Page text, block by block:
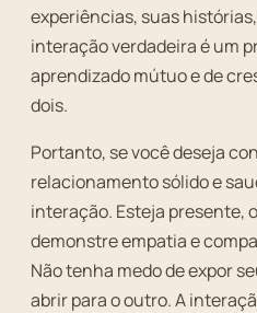
experiências, suas
interação verdadeira é um
aprendizado mútuo e de
dois.
Portanto, se você deseja
relacionamento sólido e
interação. Esteja presente,
demonstre empatia e
Não tenha medo de expor
abrir para o outro. A